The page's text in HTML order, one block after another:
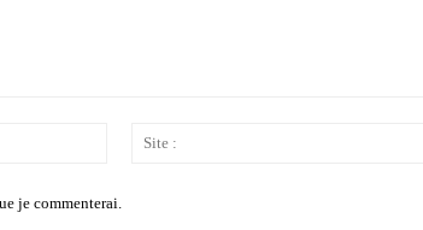
Email
je commenterai.